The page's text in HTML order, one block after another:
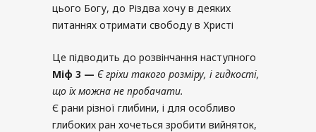
цього Богу, до Різдва хочу в деяких
питаннях отримати свободу в Христі
Це підводить до розвінчання наступного
Міф 3 — Є гріхи такого розміру, і гидкості,
що їх можна не пробачати.
Є рани різної глибини, і для особливо
глибоких ран хочеться зробити вийняток,